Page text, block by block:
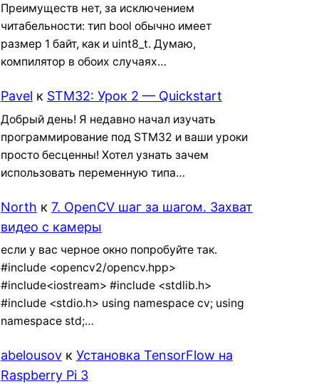
Преимуществ нет, за исключением
читабельности: тип bool обычно имеет
размер 1 байт, как и uint8_t. Думаю,
компилятор в обоих случаях…
Pavel к STM32: Урок 2 — Quickstart
Добрый день! Я недавно начал изучать
программирование под STM32 и ваши уроки
просто бесценны! Хотел узнать зачем
использовать переменную типа…
North к 7. OpenCV шаг за шагом. Захват
видео с камеры
если у вас черное окно попробуйте так.
#include <opencv2/opencv.hpp>
#include<iostream> #include <stdlib.h>
#include <stdio.h> using namespace cv; using
namespace std;…
abelousovк Установка TensorFlow на
Raspberry Pi 3